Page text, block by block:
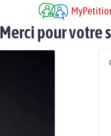
Merci pour votre